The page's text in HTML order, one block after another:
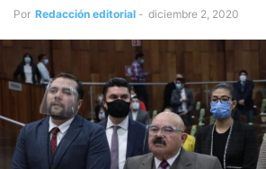
Por Redacción editorial - diciembre 2, 2020